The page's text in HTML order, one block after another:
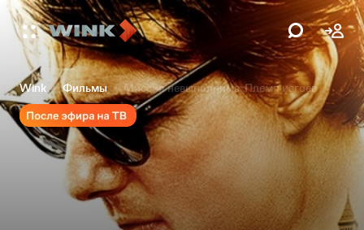
Wink Фильмы Миссия невыполнима: Племя изгоев